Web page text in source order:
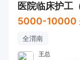
医院临床护工
5000-10000
全渭南
王总